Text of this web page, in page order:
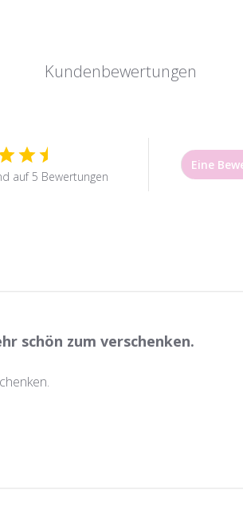
Kundenbewertungen
auf 5 Bewertungen
Eine
schön zum verschenken.